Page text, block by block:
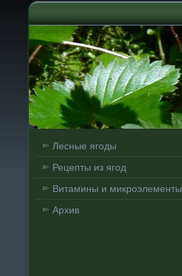
Лесные ягоды
Рецепты из ягод
Витамины и микроэлементы
Архив